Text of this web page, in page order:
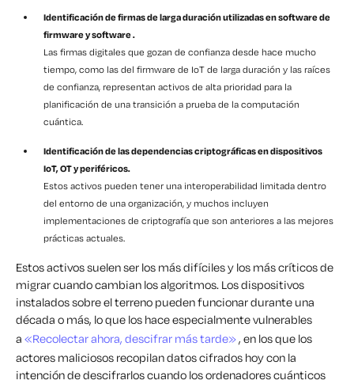
Identificación de firmas de larga duración utilizadas en software de
firmware y software .
Las firmas digitales que gozan de confianza desde hace mucho
tiempo, como las del firmware de IoT de larga duración y las raíces
de confianza, representan activos de alta prioridad para la
planificación de una transición a prueba de la computación
cuántica.
Identificación de las dependencias criptográficas en dispositivos
IoT, OT y periféricos.
Estos activos pueden tener una interoperabilidad limitada dentro
del entorno de una organización, y muchos incluyen
implementaciones de criptografía que son anteriores a las mejores
prácticas actuales.
Estos activos suelen ser los más difíciles y los más críticos de
migrar cuando cambian los algoritmos. Los dispositivos
instalados sobre el terreno pueden funcionar durante una
década o más, lo que los hace especialmente vulnerables
a «Recolectar ahora, descifrar más tarde», en los que los
actores maliciosos recopilan datos cifrados hoy con la
intención de descifrarlos cuando los ordenadores cuánticos